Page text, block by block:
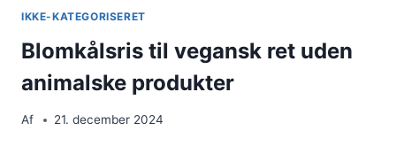
IKKE-KATEGORISERET
Blomkålsris til vegansk ret uden
animalske produkter
Af 21. december 2024